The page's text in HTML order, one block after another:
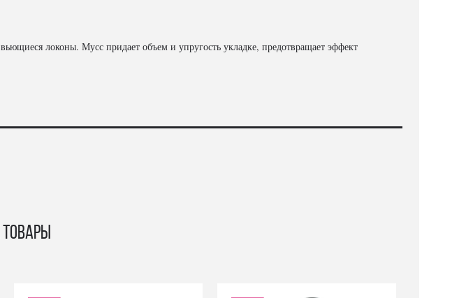
локоны. Мусс придает объем и упругость укладке, предотвращает эффект